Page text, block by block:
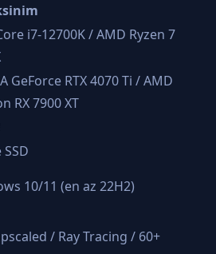
i7-12700K / AMD Ryzen 7
GeForce RTX 4070 Ti / AMD
RX 7900 XT
10/11 (en az 22H2)
/ Ray Tracing / 60+